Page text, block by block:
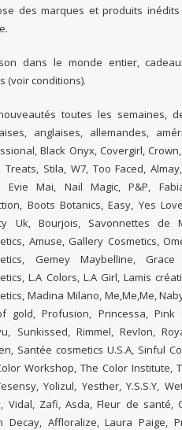
des marques et produits
dans le monde entier,
(voir conditions).
toutes les semaines,
anglaises, allemandes,
Black Onyx, Covergirl,
Treats, Stila, W7, Too Faced,
Evie Mai, Nail Magic, P&P,
Boots Botanics, Easy, Yes
Uk, Bourjois, Savonnettes de
Amuse, Gallery Cosmetics,
Gemey Maybelline,
L.A Colors, L.A Girl, Lamis
Madina Milano, Me,Me,Me,
gold, Profusion, Princessa, Pink
Sunkissed, Rimmel, Revlon,
Santée cosmetics U.S.A, Sinful
Workshop, The Color Institute,
Yolizul, Yesther, Y.S.S.Y,
Vidal, Zafi, Asda, Fleur de santé,
Decay, Affloralize, Laura Paige,